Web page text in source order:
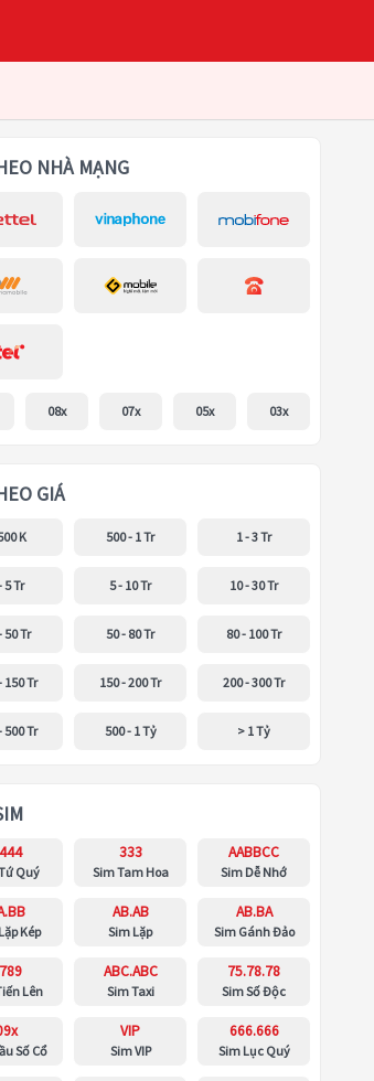
NHÀ MẠNG
08x 07x 05x 03x
GIÁ
K 500 - 1 Tr 1 - 3 Tr
5 Tr 5 - 10 Tr 10 - 30 Tr
50 Tr 50 - 80 Tr 80 - 100 Tr
150 Tr 150 - 200 Tr 200 - 300 Tr
500 Tr 500 - 1 Tỷ > 1 Tỷ
Quý
333
Sim Tam Hoa
AABBCC
Sim Dễ Nhớ
Kép
AB.AB
Sim Lặp
AB.BA
Sim Gánh Đảo
Lên
ABC.ABC
Sim Taxi
75.78.78
Sim Số Độc
Số Cổ
VIP
Sim VIP
666.666
Sim Lục Quý